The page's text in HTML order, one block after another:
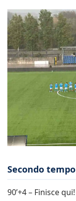
Secondo tempo
90’+4 – Finisce